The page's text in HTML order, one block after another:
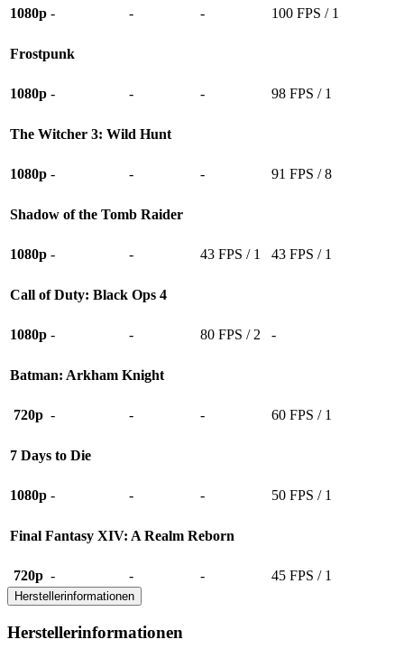
1080p - - - 100 FPS / 1
Frostpunk
1080p - - - 98 FPS / 1
The Witcher 3: Wild Hunt
1080p - - - 91 FPS / 8
Shadow of the Tomb Raider
1080p - - 43 FPS / 1 43 FPS / 1
Call of Duty: Black Ops 4
1080p - - 80 FPS / 2 -
Batman: Arkham Knight
720p - - - 60 FPS / 1
7 Days to Die
1080p - - - 50 FPS / 1
Final Fantasy XIV: A Realm Reborn
720p - - - 45 FPS / 1
Herstellerinformationen
Herstellerinformationen